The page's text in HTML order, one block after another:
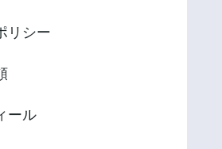
リシー
ール